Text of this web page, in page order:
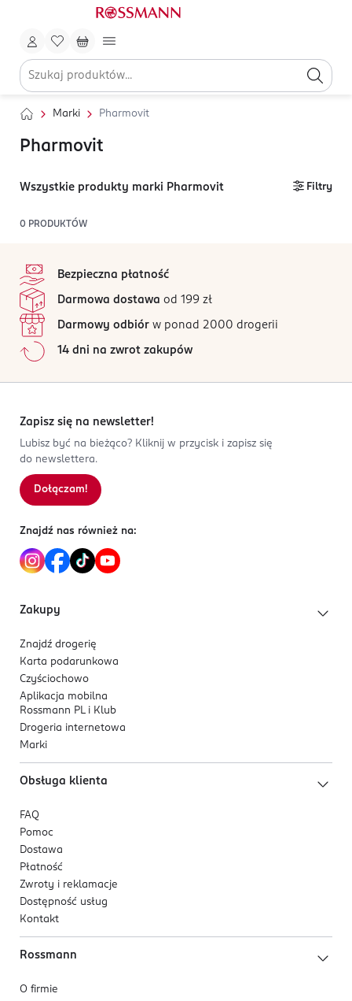
Marki Pharmovit
Pharmovit
Wszystkie produkty marki Pharmovit Filtry
0 PRODUKTÓW
Bezpieczna płatność
Darmowa dostawa od 199 zł
Darmowy odbiór w ponad 2000 drogerii
14 dni na zwrot zakupów
Zapisz się na newsletter!
Lubisz być na bieżąco? Kliknij w przycisk i zapisz się
do newslettera.
Dołączam!
Znajdź nas również na:
Zakupy
Znajdź drogerię
Karta podarunkowa
Czyściochowo
Aplikacja mobilna
Rossmann PL i Klub
Drogeria internetowa
Marki
Obsługa klienta
FAQ
Pomoc
Dostawa
Płatność
Zwroty i reklamacje
Dostępność usług
Kontakt
Rossmann
O firmie